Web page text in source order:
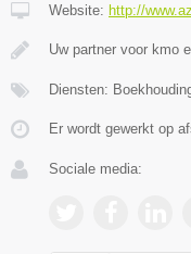
Website: http://
Uw partner voor kmo
Diensten:
Er wordt gewerkt op
Sociale media: